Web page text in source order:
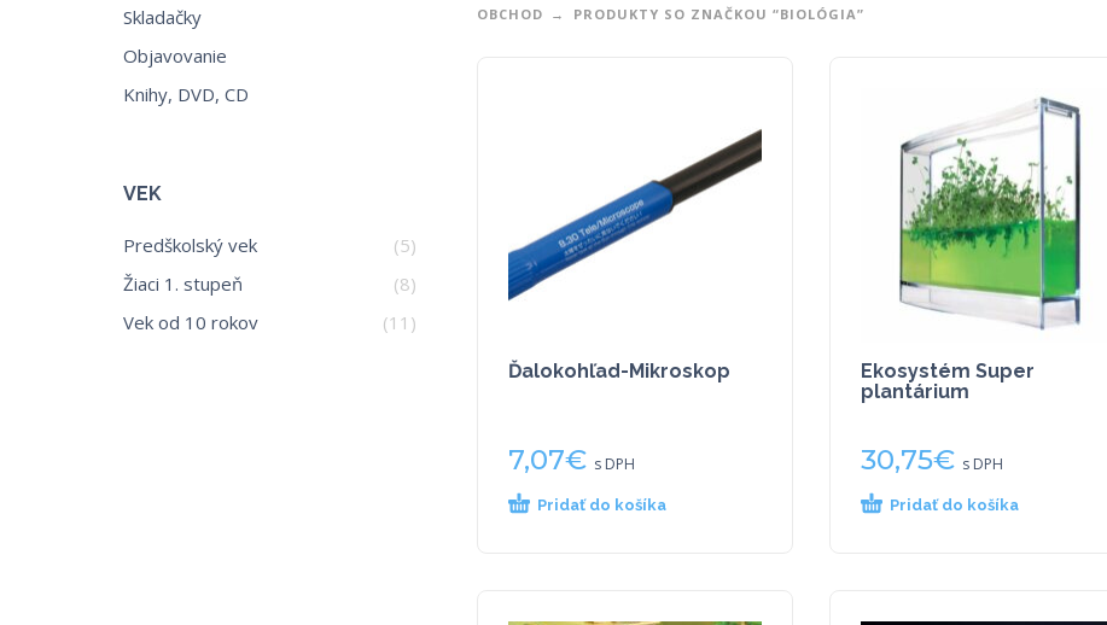
Skladačky
Objavovanie
Knihy, DVD, CD
VEK
Predškolský vek
(5)
Žiaci 1. stupeň
(8)
Vek od 10 rokov
(11)
OBCHOD PRODUKTY SO ZNAČKOU “BIOLÓGIA”
Ďalokohľad-Mikroskop
7,07€ s DPH
Pridať do košíka
Ekosystém Super
plantárium
30,75€ s DPH
Pridať do košíka